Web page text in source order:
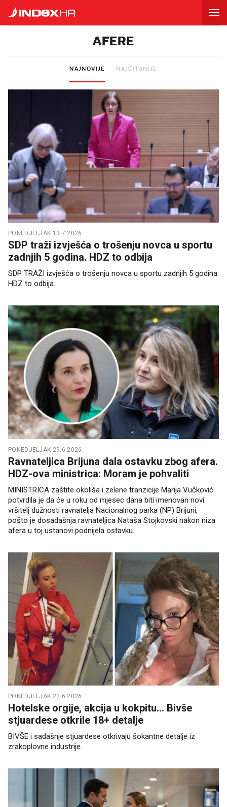
AFERE
NAJNOVIJE NAJČITANIJE
PONEDJELJAK 13.7.2026.
SDP traži izvješća o trošenju novca u sportu
zadnjih 5 godina. HDZ to odbija
SDP TRAŽI izvješća o trošenju novca u sportu zadnjih 5 godina.
HDZ to odbija.
PONEDJELJAK 29.6.2026.
Ravnateljica Brijuna dala ostavku zbog afera.
HDZ-ova ministrica: Moram je pohvaliti
MINISTRICA zaštite okoliša i zelene tranzicije Marija Vučković
potvrdila je da će u roku od mjesec dana biti imenovan novi
vršitelj dužnosti ravnatelja Nacionalnog parka (NP) Brijuni,
pošto je dosadašnja ravnateljica Nataša Stojkovski nakon niza
afera u toj ustanovi podnijela ostavku.
PONEDJELJAK 22.6.2026.
Hotelske orgije, akcija u kokpitu... Bivše
stjuardese otkrile 18+ detalje
BIVŠE i sadašnje stjuardese otkrivaju šokantne detalje iz
zrakoplovne industrije.